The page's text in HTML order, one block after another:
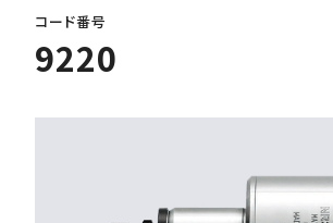
コード番号
9220